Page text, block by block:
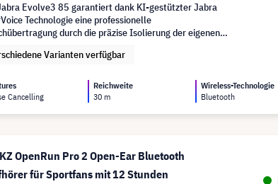
Evolve3 85 garantiert dank KI-gestützter Jabra
Technologie eine professionelle
durch die präzise Isolierung der eigenen
Varianten verfügbar
Cancelling
Reichweite
30 m
Wireless-Technologie
Bluetooth
OpenRun Pro 2 Open-Ear Bluetooth
für Sportfans mit 12 Stunden